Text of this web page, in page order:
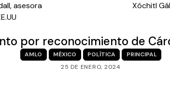
asesora
Xóchitl
por reconocimiento de
AMLO MÉXICO POLÍTICA
PRINCIPAL
25 DE ENERO, 2024